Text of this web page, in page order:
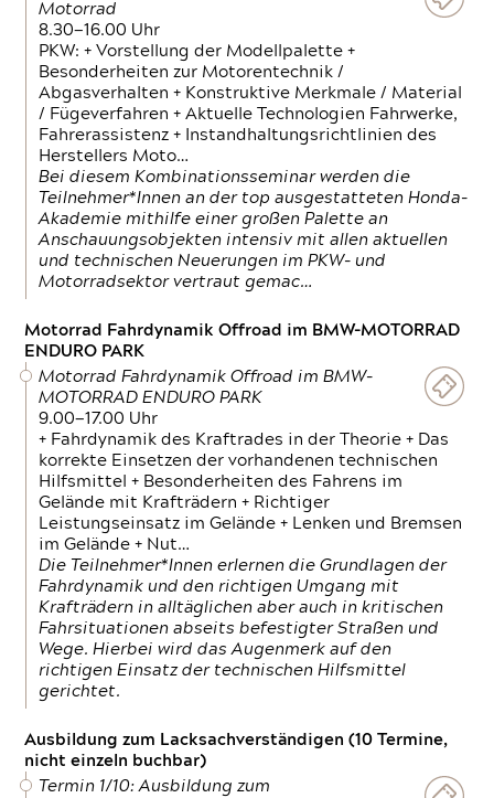
Motorrad
8.30—16.00 Uhr
PKW: + Vorstellung der Modellpalette +
Besonderheiten zur Motorentechnik /
Abgasverhalten + Konstruktive Merkmale / Material
/ Fügeverfahren + Aktuelle Technologien Fahrwerke,
Fahrerassistenz + Instandhaltungsrichtlinien des
Herstellers Moto…
Bei diesem Kombinationsseminar werden die
Teilnehmer*Innen an der top ausgestatteten Honda-
Akademie mithilfe einer großen Palette an
Anschauungsobjekten intensiv mit allen aktuellen
und technischen Neuerungen im PKW- und
Motorradsektor vertraut gemac…
Motorrad Fahrdynamik Offroad im BMW-MOTORRAD
ENDURO PARK
Motorrad Fahrdynamik Offroad im BMW-
MOTORRAD ENDURO PARK
9.00—17.00 Uhr
+ Fahrdynamik des Kraftrades in der Theorie + Das
korrekte Einsetzen der vorhandenen technischen
Hilfsmittel + Besonderheiten des Fahrens im
Gelände mit Krafträdern + Richtiger
Leistungseinsatz im Gelände + Lenken und Bremsen
im Gelände + Nut…
Die Teilnehmer*Innen erlernen die Grundlagen der
Fahrdynamik und den richtigen Umgang mit
Krafträdern in alltäglichen aber auch in kritischen
Fahrsituationen abseits befestigter Straßen und
Wege. Hierbei wird das Augenmerk auf den
richtigen Einsatz der technischen Hilfsmittel
gerichtet.
Ausbildung zum Lacksachverständigen (10 Termine,
nicht einzeln buchbar)
Termin 1/10: Ausbildung zum